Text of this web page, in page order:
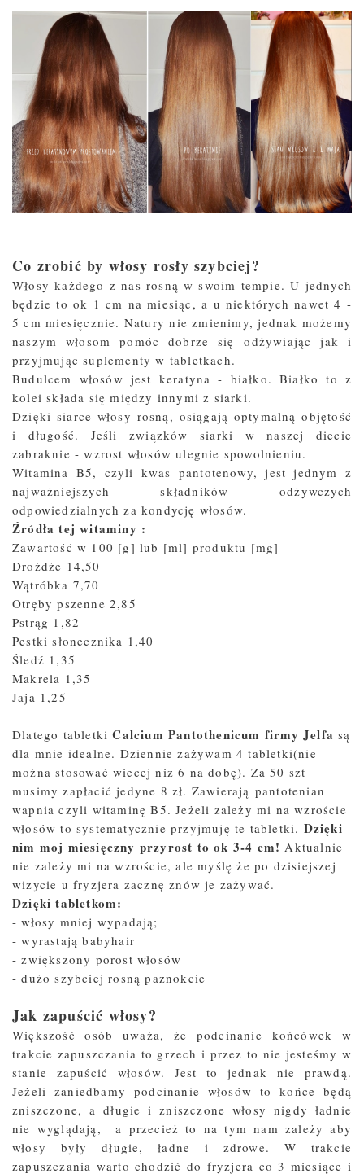
Co zrobić by włosy rosły szybciej?
Włosy każdego z nas rosną w swoim tempie. U jednych
będzie to ok 1 cm na miesiąc, a u niektórych nawet 4 -
5 cm miesięcznie. Natury nie zmienimy, jednak możemy
naszym włosom pomóc dobrze się odżywiając jak i
przyjmując suplementy w tabletkach.
Budulcem włosów jest keratyna - białko. Białko to z
kolei składa się między innymi z siarki.
Dzięki siarce włosy rosną, osiągają optymalną objętość
i długość. Jeśli związków siarki w naszej diecie
zabraknie - wzrost włosów ulegnie spowolnieniu.
Witamina B5, czyli kwas pantotenowy, jest jednym z
najważniejszych składników odżywczych
odpowiedzialnych za kondycję włosów.
Źródła tej witaminy :
Zawartość w 100 [g] lub [ml] produktu [mg]
Drożdże 14,50
Wątróbka 7,70
Otręby pszenne 2,85
Pstrąg 1,82
Pestki słonecznika 1,40
Śledź 1,35
Makrela 1,35
Jaja 1,25
Dlatego tabletki Calcium Pantothenicum firmy Jelfa są
dla mnie idealne. Dziennie zażywam 4 tabletki(nie
można stosować wiecej niz 6 na dobę). Za 50 szt
musimy zapłacić jedyne 8 zł. Zawierają pantotenian
wapnia czyli witaminę B5. Jeżeli zależy mi na wzroście
włosów to systematycznie przyjmuję te tabletki. Dzięki
nim moj miesięczny przyrost to ok 3-4 cm!Aktualnie
nie zależy mi na wzroście, ale myślę że po dzisiejszej
wizycie u fryzjera zacznę znów je zażywać.
Dzięki tabletkom:
- włosy mniej wypadają;
- wyrastają babyhair
- zwiększony porost włosów
- dużo szybciej rosną paznokcie
Jak zapuścić włosy?
Większość osób uważa, że podcinanie końcówek w
trakcie zapuszczania to grzech i przez to nie jesteśmy w
stanie zapuścić włosów. Jest to jednak nie prawdą.
Jeżeli zaniedbamy podcinanie włosów to końce będą
zniszczone, a długie i zniszczone włosy nigdy ładnie
nie wyglądają, a przecież to na tym nam zależy aby
włosy były długie, ładne i zdrowe. W trakcie
zapuszczania warto chodzić do fryzjera co 3 miesiące i